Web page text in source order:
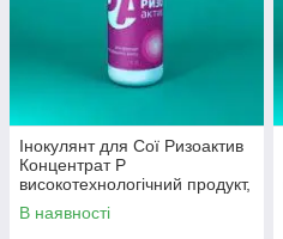
Інокулянт для Сої Ризоактив
Концентрат Р
високотехнологічний продукт,
рідкий
В наявності